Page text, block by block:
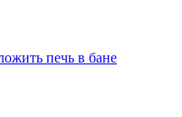
печь в бане